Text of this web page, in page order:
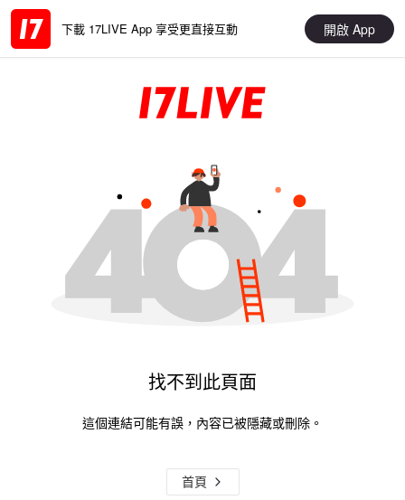
下載 17LIVE App 享受更直接互動 開啟 App
找不到此頁面
這個連結可能有誤，內容已被隱藏或刪除。
首頁